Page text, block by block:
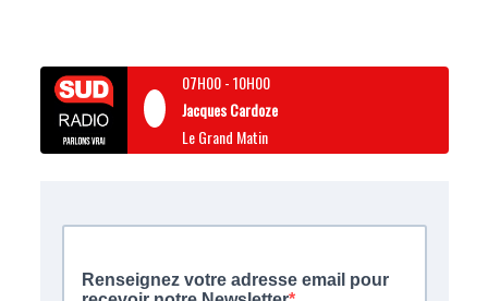
07H00-10H00
Jacques Cardoze
Le Grand Matin